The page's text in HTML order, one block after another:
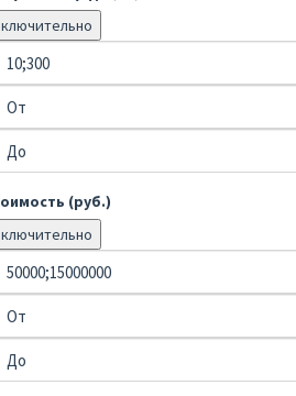
(руб.)